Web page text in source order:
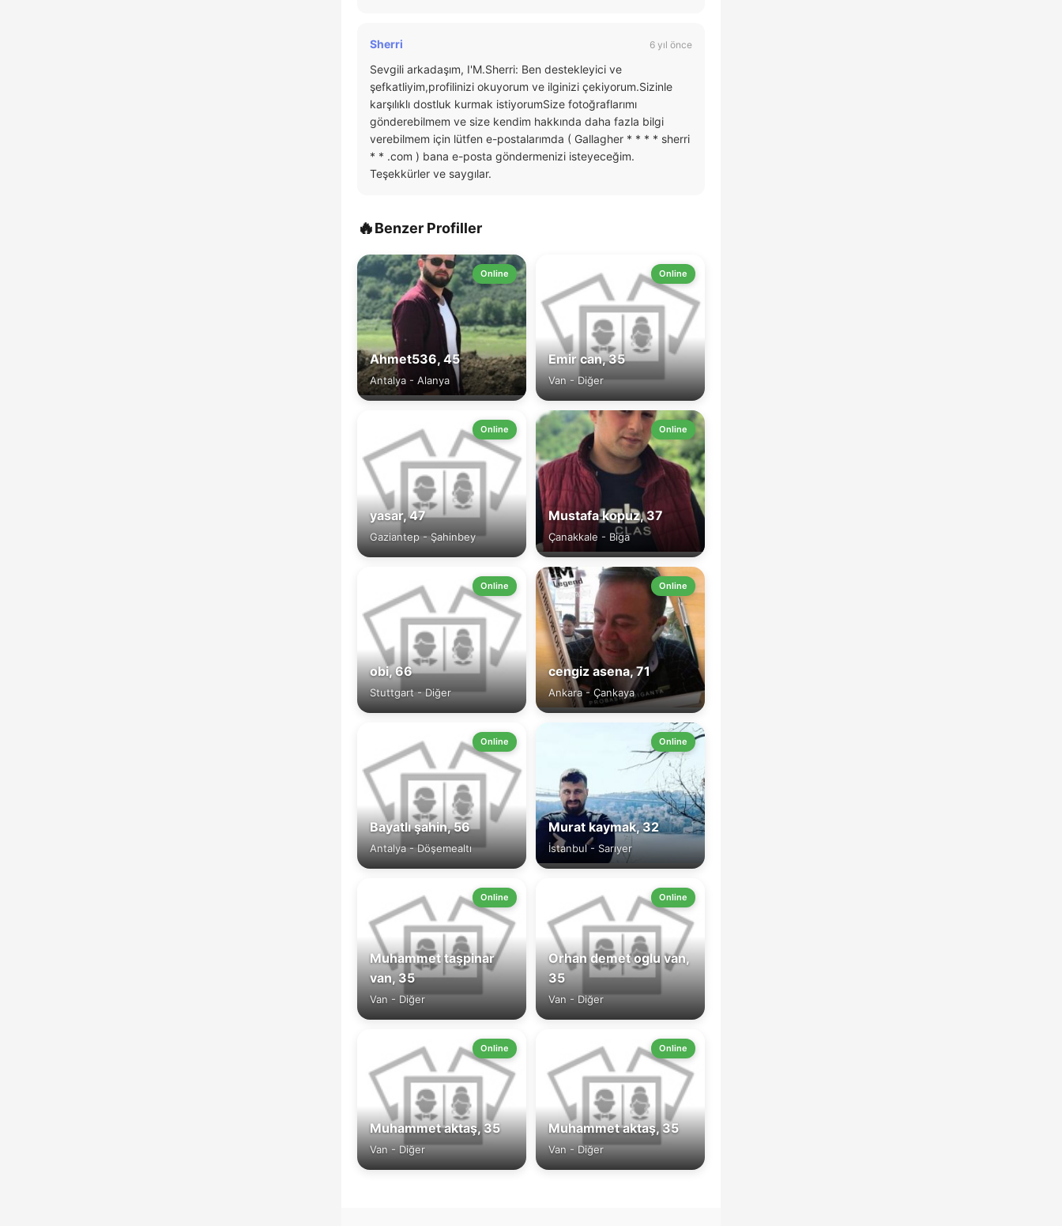
Sherri 6 yıl önce
Sevgili arkadaşım, I'M.Sherri: Ben destekleyici ve
şefkatliyim,profilinizi okuyorum ve ilginizi çekiyorum.Sizinle
karşılıklı dostluk kurmak istiyorumSize fotoğraflarımı
gönderebilmem ve size kendim hakkında daha fazla bilgi
verebilmem için lütfen e-postalarımda ( Gallagher * * * * sherri
* * .com ) bana e-posta göndermenizi isteyeceğim.
Teşekkürler ve saygılar.
🔥Benzer Profiller
Online
Ahmet536, 45
Antalya - Alanya
Online
Emir can, 35
Van - Diğer
Online
yasar, 47
Gaziantep - Şahinbey
Online
Mustafa kopuz, 37
Çanakkale - Biga
Online
obi, 66
Stuttgart - Diğer
Online
cengiz asena, 71
Ankara - Çankaya
Online
Bayatlı şahin, 56
Antalya - Döşemealtı
Online
Murat kaymak, 32
İstanbul - Sarıyer
Online
Muhammet taşpinar
van, 35
Van - Diğer
Online
Orhan demet oglu van,
35
Van - Diğer
Online
Muhammet aktaş, 35
Van - Diğer
Online
Muhammet aktaş, 35
Van - Diğer